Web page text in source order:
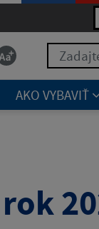
Zadajte
AKO VYBAVIŤ